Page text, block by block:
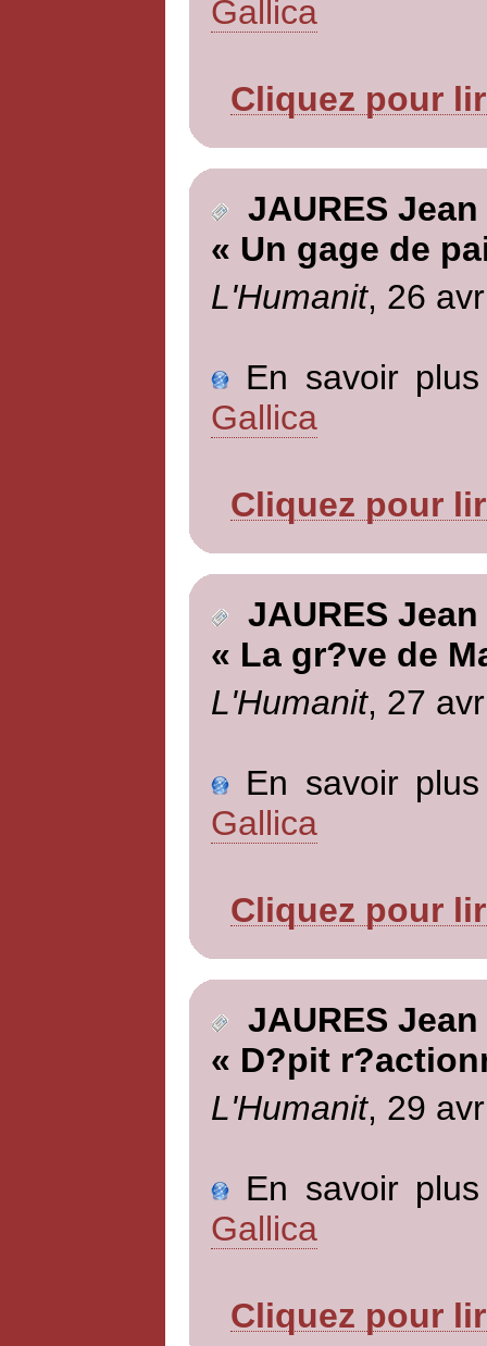
Gallica
Cliquez pour
JAURES Jean
« Un gage de
L'Humanit, 26
En savoir
Gallica
Cliquez pour
JAURES Jean
« La gr?ve de
L'Humanit, 27
En savoir
Gallica
Cliquez pour
JAURES Jean
« D?pit
L'Humanit, 29
En savoir
Gallica
Cliquez pour